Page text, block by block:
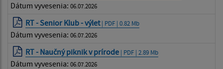
Dátum vyvesenia: 06.07.2026
RT - Senior Klub - výlet| PDF | 0.82 Mb
Dátum vyvesenia: 06.07.2026
RT - Naučný piknik v prírode | PDF | 2.89 Mb
Dátum vyvesenia: 06.07.2026